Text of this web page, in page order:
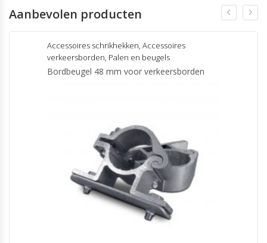
Aanbevolen producten
Accessoires schrikhekken, Accessoires
verkeersborden, Palen en beugels
Bordbeugel 48 mm voor verkeersborden